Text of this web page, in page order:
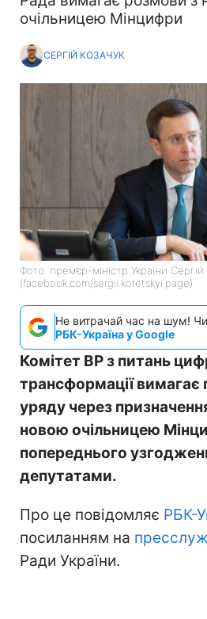
очільницею Мінцифри
СЕРГІЙ КОЗАЧУК
Фото: прем’єр-міністр України
(facebook.com/sergii.koretskyi.page)
Не витрачай час на шум!
РБК-Україна у Google
Комітет ВР з питань
трансформації вимагає
уряду через
новою очільницею
попереднього
депутатами.
Про це повідомляє РБК-
посиланням на
Ради України.